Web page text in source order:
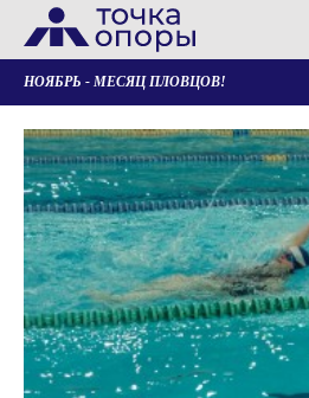
НОЯБРЬ - МЕСЯЦ ПЛОВЦОВ!